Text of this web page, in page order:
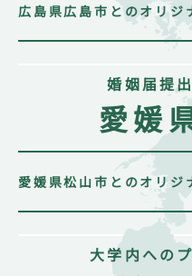
広島県広島市とのオリジ
広島市内のプレコンセ
妊娠届を提出された方
と啓発冊子の提供＆プ
プリメントでおうち備
広島市が発行する成人
おいて、「痩せ問題」
ージにわたり制作。
婚姻届提
愛媛
愛媛県松山市とのオリジ
婚姻届を提出された方
プリメント（5日分）を
松山市内の大学におい
大学内への